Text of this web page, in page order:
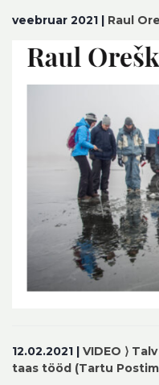
veebruar 2021 | Raul
12.02.2021 | VIDEO ⟩
taas tööd (Tartu